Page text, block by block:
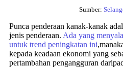
Sumber:
Punca penderaan kanak-kanak
jenis penderaan. Ada yang
untuk trend peningkatan ini
kepada keadaan ekonomi yang
pertambahan pengangguran